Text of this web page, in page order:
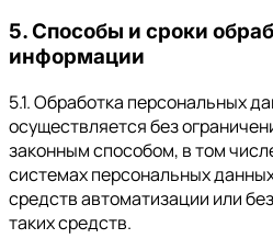
5. Способы и сроки
информации
5.1. Обработка персональных
осуществляется без
законным способом, в том
системах персональных
средств автоматизации или
таких средств.